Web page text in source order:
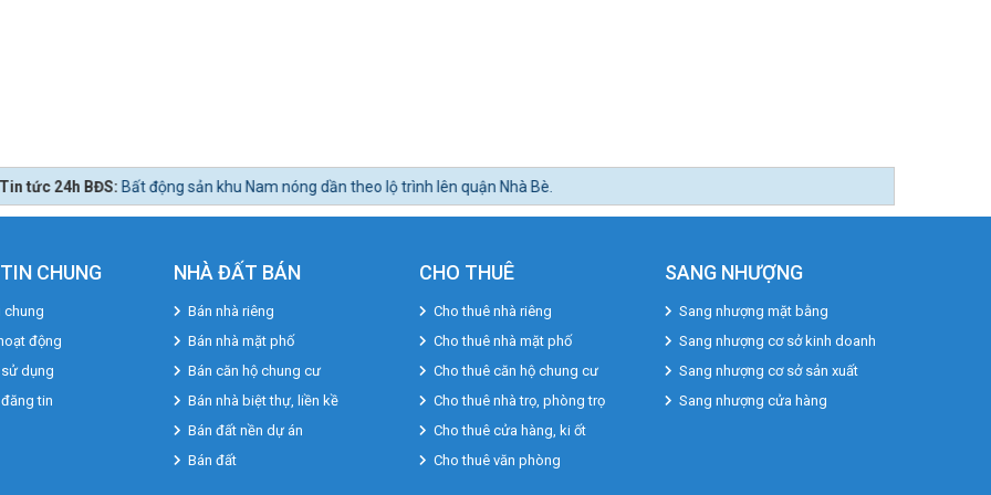
Bất động sản khu Nam nóng dần theo lộ trình lên quận Nhà Bè.
CHUNG
chung
động
dụng
tin
NHÀ ĐẤT BÁN
Bán nhà riêng
Bán nhà mặt phố
Bán căn hộ chung cư
Bán nhà biệt thự, liền kề
Bán đất nền dự án
Bán đất
CHO THUÊ
Cho thuê nhà riêng
Cho thuê nhà mặt phố
Cho thuê căn hộ chung cư
Cho thuê nhà trọ, phòng trọ
Cho thuê cửa hàng, ki ốt
Cho thuê văn phòng
SANG NHƯỢNG
Sang nhượng mặt bằng
Sang nhượng cơ sở kinh doanh
Sang nhượng cơ sở sản xuất
Sang nhượng cửa hàng